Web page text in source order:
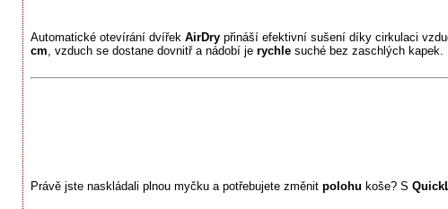
Automatické otevírání dvířek AirDry přináší efektivní sušení díky cirkulaci
cm , vzduch se dostane dovnitř a nádobí je rychle suché bez zaschlých kapek.
Právě jste naskládali plnou myčku a potřebujete změnit polohu koše? S